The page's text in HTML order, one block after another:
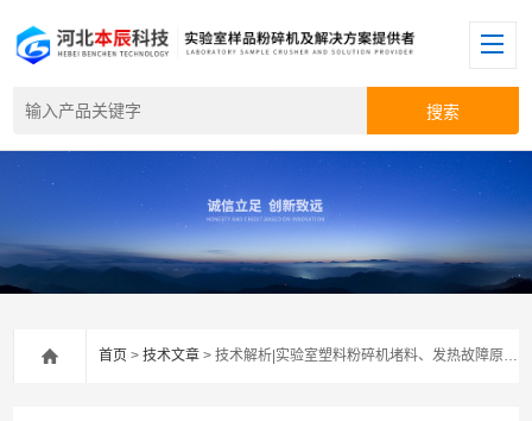
首页 >技术文章 > 技术解析|实验室塑料粉碎机堵料、发热故障原因与解决办法